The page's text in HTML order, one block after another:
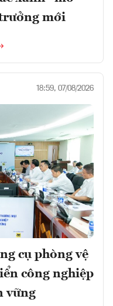
mới
18:59, 07/08/2026
cụ phòng vệ
công nghiệp
vững